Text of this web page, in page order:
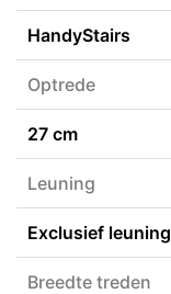
HandyStairs
Optrede
27 cm
Leuning
Exclusief leuning
Breedte treden